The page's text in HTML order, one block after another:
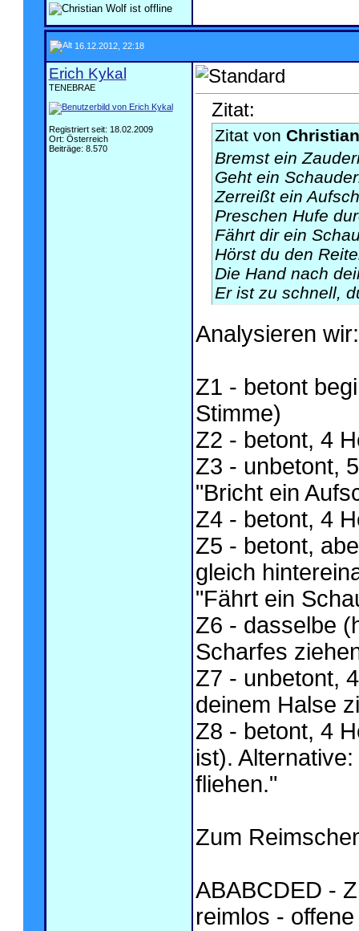
16.12.2012, 22:18
Erich Kykal
TENEBRAE
Registriert seit: 18.02.2009
Ort: Österreich
Beiträge: 8.570
Zitat:
Zitat von
Bremst ein
Geht ein
Zerreißt ein
Preschen Hufe
Fährt dir ein
Hörst du den
Die Hand nach
Er ist zu schnell,
Analysieren wir:
Z1 - betont
Stimme)
Z2 - betont, 4
Z3 - unbetont,
"Bricht ein
Z4 - betont, 4
Z5 - betont,
gleich
"Fährt ein
Z6 - dasselbe
Scharfes
Z7 - unbetont,
deinem Halse
Z8 - betont, 4
ist).
fliehen."
Zum
ABABCDED -
reimlos -